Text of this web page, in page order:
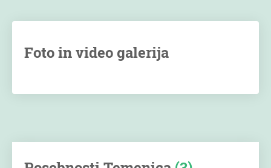
Foto in video galerija